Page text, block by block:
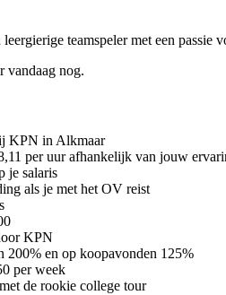
teamspeler met een passie
vandaag nog.
KPN in Alkmaar
per uur afhankelijk van jouw
je salaris
als je met het OV reist
KPN
200% en op koopavonden 125%
per week
de rookie college tour